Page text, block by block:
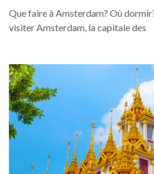
Que faire à Amsterdam? Où
visiter Amsterdam, la capitale des